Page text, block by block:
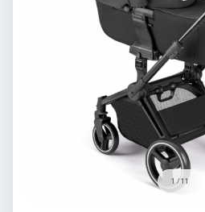
1 / 11